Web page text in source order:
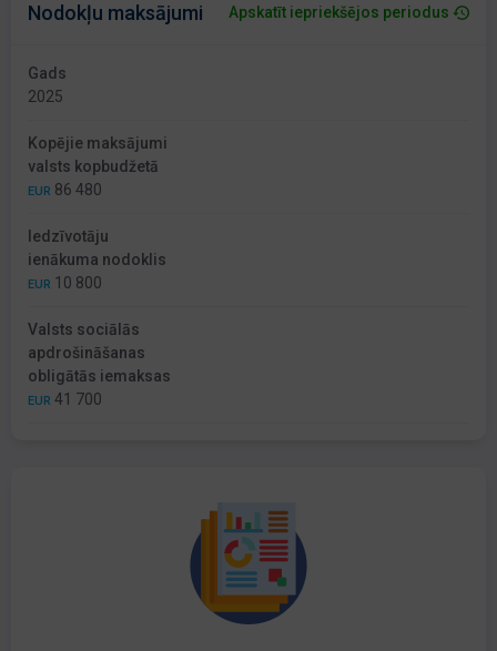
Nodokļu maksājumi Apskatīt iepriekšējos periodus
Gads
2025
Kopējie maksājumi
valsts kopbudžetā
EUR 86 480
Iedzīvotāju
ienākuma nodoklis
EUR 10 800
Valsts sociālās
apdrošināšanas
obligātās iemaksas
EUR 41 700